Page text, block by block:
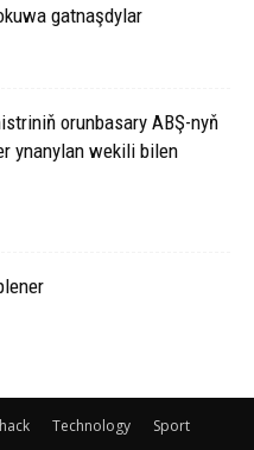
gatnaşdylar
orunbasary ABŞ-nyň
ynanylan wekili bilen
Technology Sport